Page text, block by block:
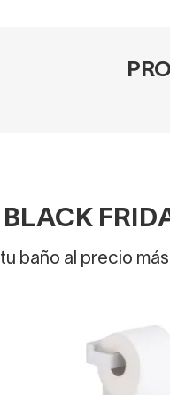
BLACK
baño al precio